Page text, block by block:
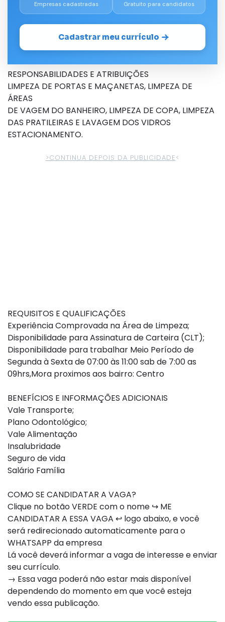
Empresas cadastradas Gratuito para candidatos
Cadastrar meu currículo
RESPONSABILIDADES E ATRIBUIÇÕES
LIMPEZA DE PORTAS E MAÇANETAS, LIMPEZA DE
ÁREAS
DE VAGEM DO BANHEIRO, LIMPEZA DE COPA, LIMPEZA
DAS PRATILEIRAS E LAVAGEM DOS VIDROS
ESTACIONAMENTO.
>CONTINUA DEPOIS DA PUBLICIDADE<
REQUISITOS E QUALIFICAÇÕES
Experiência Comprovada na Área de Limpeza;
Disponibilidade para Assinatura de Carteira (CLT);
Disponibilidade para trabalhar Meio Período de
Segunda à Sexta de 07:00 às 11:00 sab de 7:00 as
09hrs,Mora proximos aos bairro: Centro
BENEFÍCIOS E INFORMAÇÕES ADICIONAIS
Vale Transporte;
Plano Odontológico;
Vale Alimentação
Insalubridade
Seguro de vida
Salário Família
COMO SE CANDIDATAR A VAGA?
Clique no botão VERDE com o nome ↪ ME
CANDIDATAR A ESSA VAGA ↩ logo abaixo, e você
será redirecionado automaticamente para o
WHATSAPP da empresa
Lá você deverá informar a vaga de interesse e enviar
seu currículo.
→ Essa vaga poderá não estar mais disponível
dependendo do momento em que você esteja
vendo essa publicação.